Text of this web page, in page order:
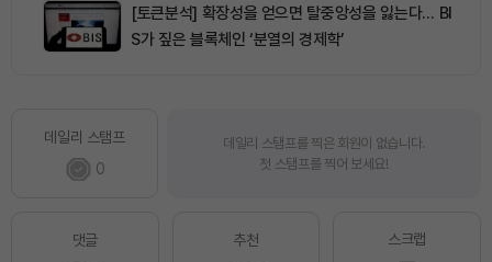
[토큰분석] 확장성을 얻으면 탈중앙성을 잃는다… BI
S가 짚은 블록체인 ‘분열의 경제학’
데일리 스탬프
0
데일리 스탬프를 찍은 회원이 없습니다.
첫 스탬프를 찍어 보세요!
댓글
추천
스크랩